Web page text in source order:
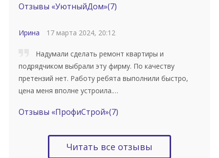
Отзывы «УютныйДом»(7)
Ирина 17 марта 2024, 20:12
Надумали сделать ремонт квартиры и
подрядчиком выбрали эту фирму. По качеству
претензий нет. Работу ребята выполнили быстро,
цена меня вполне устроила.…
Отзывы «ПрофиСтрой»(7)
Читать все отзывы